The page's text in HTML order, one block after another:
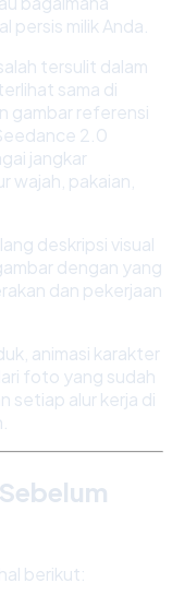
persis milik Anda.
tersulit dalam
sama di
gambar referensi
2.0
jangkar
wajah, pakaian,
deskripsi visual
dengan yang
dan pekerjaan
animasi karakter
foto yang sudah
setiap alur kerja di
berikut: